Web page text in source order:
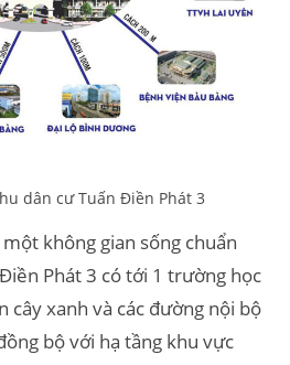
dân cư Tuấn Điền Phát 3
không gian sống chuẩn
Phát 3 có tới 1 trường học
cây xanh và các đường nội bộ
bộ với hạ tầng khu vực